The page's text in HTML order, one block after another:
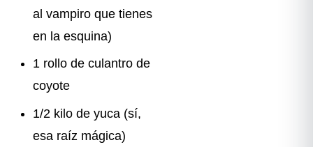
al vampiro que tienes
en la esquina)
1 rollo de culantro de
coyote
1/2 kilo de yuca (sí,
esa raíz mágica)